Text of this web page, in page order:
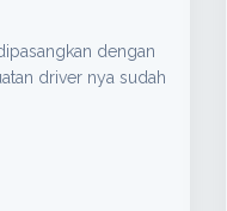
dengan
driver nya sudah